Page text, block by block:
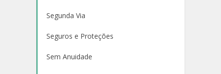
Segunda Via
Seguros e Proteções
Sem Anuidade